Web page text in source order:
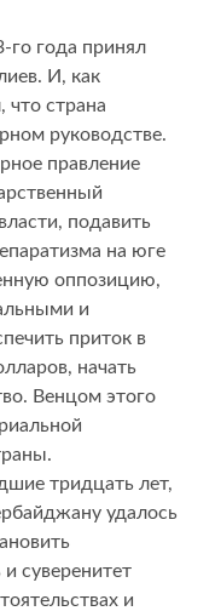
го года принял
И, как
что страна
руководстве.
правление
подавить
на юге
оппозицию,
и
приток в
начать
Венцом этого
тридцать лет,
удалось
суверенитет
и